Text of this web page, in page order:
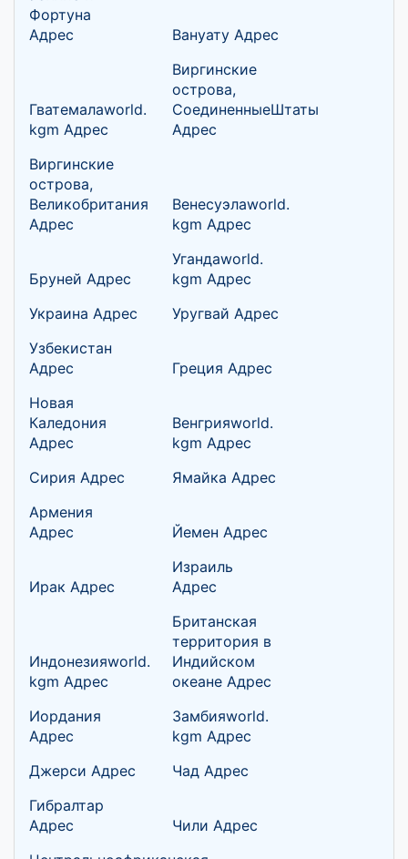
Фортуна
Адрес
Вануату Адрес
Гватемалаworld.
kgm Адрес
Виргинские
острова,
СоединенныеШтаты
Адрес
Виргинские
острова,
Великобритания
Адрес
Венесуэлаworld.
kgm Адрес
Бруней Адрес
Угандаworld.
kgm Адрес
Украина Адрес
Уругвай Адрес
Узбекистан
Адрес
Греция Адрес
Новая
Каледония
Адрес
Венгрияworld.
kgm Адрес
Сирия Адрес
Ямайка Адрес
Армения
Адрес
Йемен Адрес
Ирак Адрес
Израиль
Адрес
Индонезияworld.
kgm Адрес
Британская
территория в
Индийском
океане Адрес
Иордания
Адрес
Замбияworld.
kgm Адрес
Джерси Адрес
Чад Адрес
Гибралтар
Адрес
Чили Адрес